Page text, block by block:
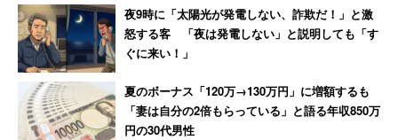
夜9時に「太陽光が発電しない、詐欺だ！」と激
怒する客 「夜は発電しない」と説明しても「す
ぐに来い！」
夏のボーナス「120万→130万円」に増額するも
「妻は自分の2倍もらっている」と語る年収850万
円の30代男性